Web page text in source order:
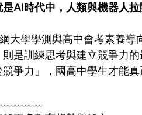
AI時代中，人類與機器人拉
大學學測與高中會考素養
則是訓練思考與建立競爭力
爭力」，國高中學生才能真